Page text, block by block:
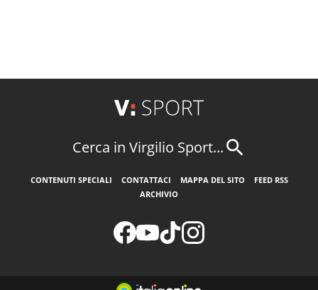
Cerca in Virgilio Sport...
CONTENUTI SPECIALI CONTATTACI MAPPA DEL SITO
FEED RSS
ARCHIVIO